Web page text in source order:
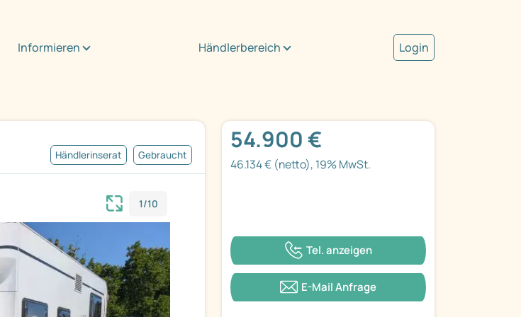
Informieren Händlerbereich Login
Händlerinserat Gebraucht
1/10
54.900 €
46.134 € (netto), 19% MwSt.
Tel. anzeigen
E-Mail Anfrage